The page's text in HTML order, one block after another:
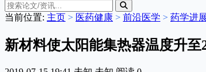
当前位置: 主页 > 医药健康 > 前沿医学 > 药学进
新材料使太阳能集热器温度升至